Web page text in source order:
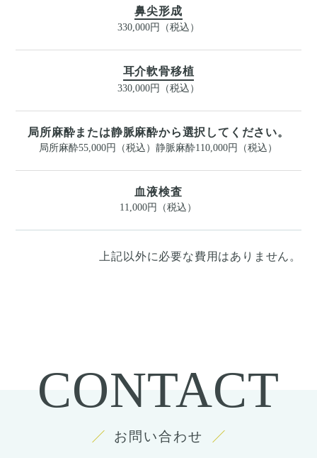
鼻尖形成
330,000円（税込）
耳介軟骨移植
330,000円（税込）
局所麻酔または静脈麻酔から選択してください。
局所麻酔55,000円（税込）静脈麻酔110,000円（税込）
血液検査
11,000円（税込）
上記以外に必要な費用はありません。
CONTACT
お問い合わせ